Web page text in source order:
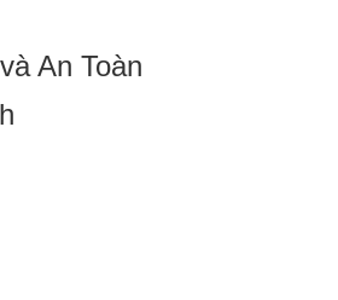
An Toàn